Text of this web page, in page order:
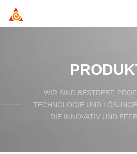
WIR SIND BESTREBT,
TECHNOLOGIE UND
DIE INNOVATIV UND